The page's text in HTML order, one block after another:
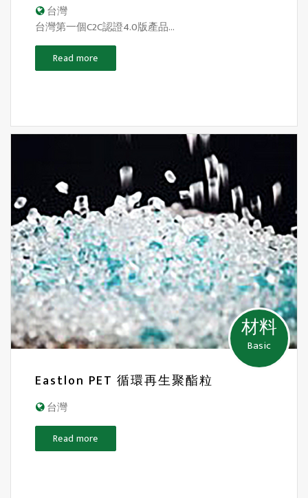
台灣
台灣第一個C2C認證4.0版產品...
Read more
材料
Basic
Eastlon PET 循環再生聚酯粒
台灣
Read more